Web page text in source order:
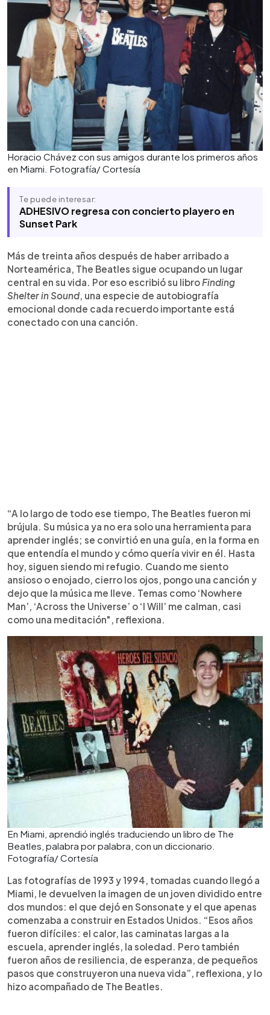
Horacio Chávez con sus amigos durante los primeros años
en Miami. Fotografía/ Cortesía
Te puede interesar:
ADHESIVO regresa con concierto playero en
Sunset Park
Más de treinta años después de haber arribado a
Norteamérica, The Beatles sigue ocupando un lugar
central en su vida. Por eso escribió su libroFinding
Shelter in Sound, una especie de autobiografía
emocional donde cada recuerdo importante está
conectado con una canción.
“A lo largo de todo ese tiempo, The Beatles fueron mi
brújula. Su música ya no era solo una herramienta para
aprender inglés; se convirtió en una guía, en la forma en
que entendía el mundo y cómo quería vivir en él. Hasta
hoy, siguen siendo mi refugio. Cuando me siento
ansioso o enojado, cierro los ojos, pongo una canción y
dejo que la música me lleve. Temas como ‘Nowhere
Man’, ‘Across the Universe’ o ‘I Will’ me calman, casi
como una meditación", reflexiona.
En Miami, aprendió inglés traduciendo un libro de The
Beatles, palabra por palabra, con un diccionario.
Fotografía/ Cortesía
Las fotografías de 1993 y 1994, tomadas cuando llegó a
Miami, le devuelven la imagen de un joven dividido entre
dos mundos: el que dejó en Sonsonate y el que apenas
comenzaba a construir en Estados Unidos. “Esos años
fueron difíciles: el calor, las caminatas largas a la
escuela, aprender inglés, la soledad. Pero también
fueron años de resiliencia, de esperanza, de pequeños
pasos que construyeron una nueva vida”, reflexiona, y lo
hizo acompañado de The Beatles.